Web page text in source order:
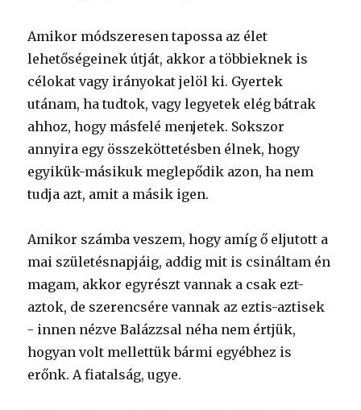
Amikor módszeresen tapossa az élet
lehetőségeinek útját, akkor a többieknek is
célokat vagy irányokat jelöl ki. Gyertek
utánam, ha tudtok, vagy legyetek elég bátrak
ahhoz, hogy másfelé menjetek. Sokszor
annyira egy összeköttetésben élnek, hogy
egyikük-másikuk meglepődik azon, ha nem
tudja azt, amit a másik igen.
Amikor számba veszem, hogy amíg ő eljutott a
mai születésnapjáig, addig mit is csináltam én
magam, akkor egyrészt vannak a csak ezt-
aztok, de szerencsére vannak az eztis-aztisek
- innen nézve Balázzsal néha nem értjük,
hogyan volt mellettük bármi egyébhez is
erőnk. A fiatalság, ugye.